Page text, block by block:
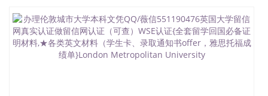
教育部学历学位认证、毕业证、成绩单、文凭、学历
文凭、假文凭假毕业证假学历书制作、假制作、办
理、仿制学位证书、毕业证文凭、文凭毕业证、毕业
证认证、留服认证、使馆认证、使馆证明、使馆留学